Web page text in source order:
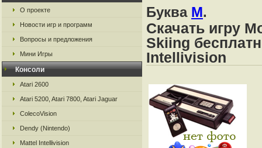
О проекте
Новости игр и программ
Вопросы и предложения
Мини Игры
Консоли
Atari 2600
Atari 5200, Atari 7800, Atari Jaguar
ColecoVision
Dendy (Nintendo)
Mattel Intellivision
Буква M.
Скачать игру
Skiing
Intellivision